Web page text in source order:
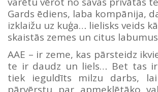
Gards ēdiens, laba kompānija,
izklaižu uz kuģa… lielisks veids
skaistās zemes un citus
AAE – ir zeme, kas pārsteidz
te ir daudz un liels… Bet tas
tiek ieguldīts milzu darbs,
pārvērstu par apmeklētāko